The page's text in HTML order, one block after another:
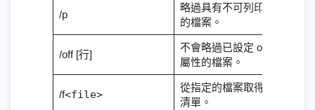
/p
略過具有不可列印字元
的檔案。
/off [行]
不會略過已設定 offline
屬性的檔案。
/f<file>
從指定的檔案取得檔案
清單。